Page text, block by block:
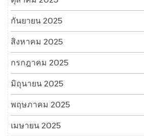
กันยายน 2025
สิงหาคม 2025
กรกฎาคม 2025
มิถุนายน 2025
พฤษภาคม 2025
เมษายน 2025